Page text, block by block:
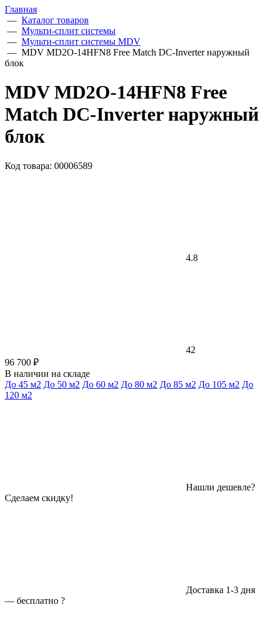
Главная
— Каталог товаров
— Мульти-сплит системы
— Мульти-сплит системы MDV
— MDV MD2O-14HFN8 Free Match DC-Inverter наружный
блок
MDV MD2O-14HFN8 Free
Match DC-Inverter наружный
блок
Код товара: 00006589
4.8
42
96 700 ₽
В наличии на складе
До 45 м2 До 50 м2 До 60 м2 До 80 м2 До 85 м2 До 105 м2 До
120 м2
Нашли дешевле?
Сделаем скидку!
Доставка 1-3 дня
— бесплатно ?